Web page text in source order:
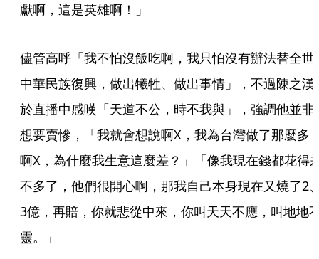
獻啊，這是英雄啊！」
儘管高呼「我不怕沒飯吃啊，我只怕沒有辦法替全世
中華民族復興，做出犧牲、做出事情」，不過陳之漢
於直播中感嘆「天道不公，時不我與」，強調他並非
想要賣慘，「我就會想說啊X，我為台灣做了那麼多
啊X，為什麼我生意這麼差？」「像我現在錢都花得
不多了，他們很開心啊，那我自己本身現在又燒了2
3億，再賠，你就悲從中來，你叫天天不應，叫地地
靈。」